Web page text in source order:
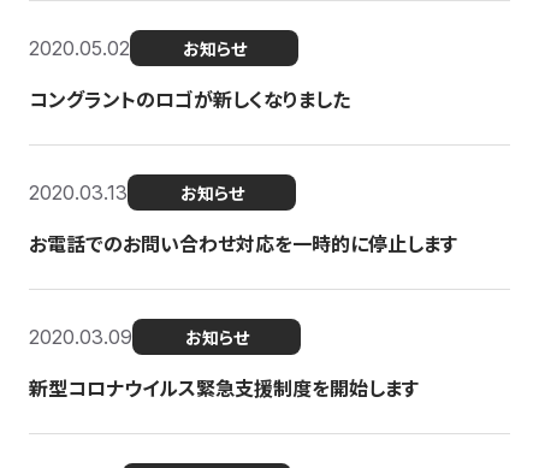
2020.05.02 お知らせ
コングラントのロゴが新しくなりました
2020.03.13 お知らせ
お電話でのお問い合わせ対応を一時的に停止します
2020.03.09 お知らせ
新型コロナウイルス緊急支援制度を開始します